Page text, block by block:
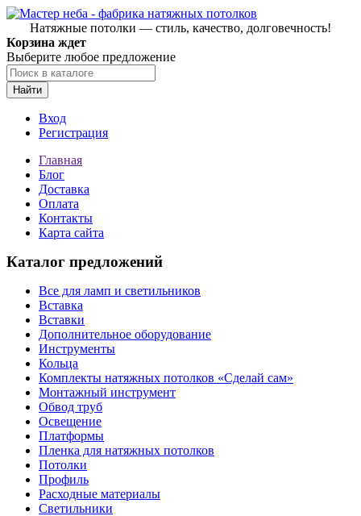
Натяжные потолки — стиль, качество, долговечность!
Корзина ждет
Выберите любое предложение
Найти
Вход
Регистрация
Главная
Блог
Доставка
Оплата
Контакты
Карта сайта
Каталог предложений
Все для ламп и светильников
Вставка
Вставки
Дополнительное оборудование
Инструменты
Кольца
Комплекты натяжных потолков «Сделай сам»
Монтажный инструмент
Обвод труб
Освещение
Платформы
Пленка для натяжных потолков
Потолки
Профиль
Расходные материалы
Светильники